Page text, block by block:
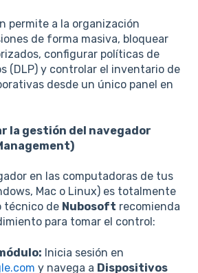
permite a la organización
de forma masiva, bloquear
configurar políticas de
(DLP) y controlar el inventario de
desde un único panel en
la gestión del navegador
en las computadoras de tus
Mac o Linux) es totalmente
técnico de Nubosoft recomienda
para tomar el control:
Inicia sesión en
y navega a Dispositivos